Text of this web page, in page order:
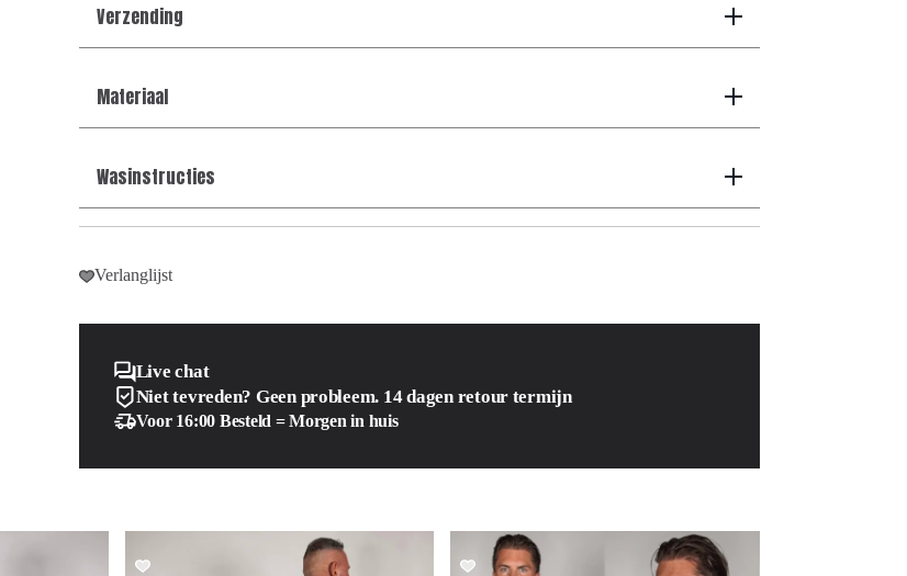
Verzending
Materiaal
Wasinstructies
Verlanglijst
Live chat
Niet tevreden? Geen probleem. 14 dagen retour termijn
Voor 16:00 Besteld = Morgen in huis
SALE! SALE!